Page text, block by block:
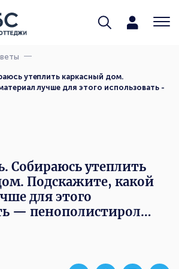
утеплить каркасный дом.
лучше для этого использовать -
Собираюсь утеплить
Подскажите, какой
для этого
— пенополистирол…